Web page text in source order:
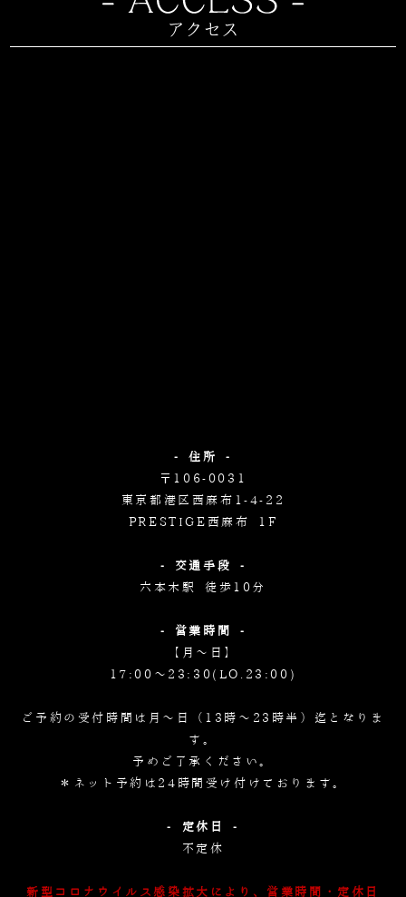
- 住所 -
〒106-0031
東京都港区西麻布1-4-22
PRESTIGE西麻布 1F
- 交通手段 -
六本木駅 徒歩10分
- 営業時間 -
【月～日】
17:00～23:30(LO.23:00)
ご予約の受付時間は月～日（13時～23時半）迄となりま
す。
予めご了承ください。
＊ネット予約は24時間受け付けております。
- 定休日 -
不定休
新型コロナウイルス感染拡大により、営業時間・定休日